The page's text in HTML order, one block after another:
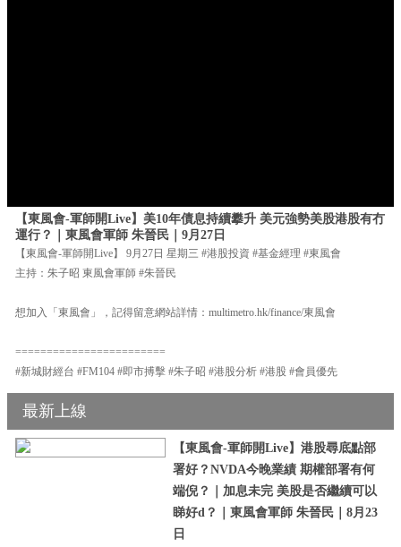
【東風會-軍師開Live】美10年債息持續攀升 美元強勢美股港股有冇
運行？｜東風會軍師 朱晉民｜9月27日
【東風會-軍師開Live】 9月27日 星期三 #港股投資 #基金經理 #東風會
主持：朱子昭 東風會軍師 #朱晉民
想加入「東風會」，記得留意網站詳情：multimetro.hk/finance/東風會
========================
#新城財經台 #FM104 #即市搏擊 #朱子昭 #港股分析 #港股 #會員優先
最新上線
【東風會-軍師開Live】港股尋底點部
署好？NVDA今晚業績 期權部署有何
端倪？｜加息未完 美股是否繼續可以
睇好d？｜東風會軍師 朱晉民｜8月23
日